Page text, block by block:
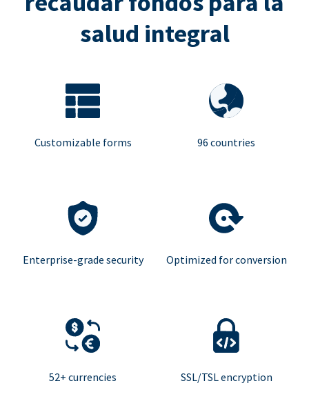
salud integral
Customizable forms 96 countries
Enterprise-grade security Optimized for conversion
52+ currencies SSL/TSL encryption